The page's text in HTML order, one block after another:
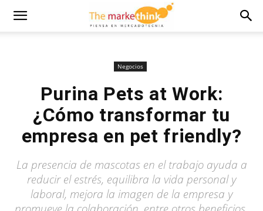
Negocios
Purina Pets at Work:
¿Cómo transformar tu
empresa en pet friendly?
La presencia de mascotas en el trabajo ayuda a
reducir el estrés, equilibra la vida personal y
laboral, mejora la imagen de la empresa y